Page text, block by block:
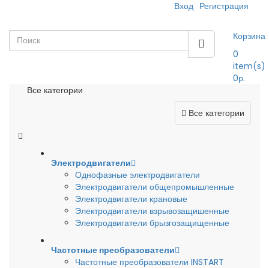
Вход Регистрация
Корзина
0
item(s)
0р.
Все категории
Все категории
Электродвигатели
Однофазные электродвигатели
Электродвигатели общепромышленные
Электродвигатели крановые
Электродвигатели взрывозащишенные
Электродвигатели брызгозащищенные
Частотные преобразователи
Частотные преобразователи INSTART